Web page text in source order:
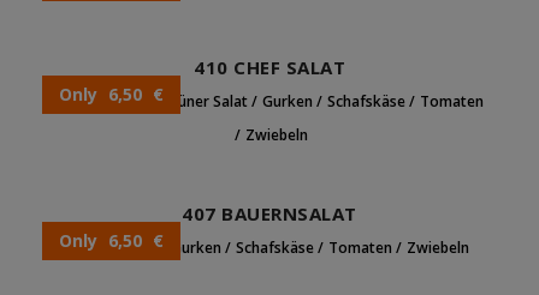
Only 6,50 €
410 CHEF SALAT
Artischocken Grüner Salat Gurken Schafskäse
Tomaten
Zwiebeln
Only 6,50 €
407 BAUERNSALAT
Grüner Salat Gurken Schafskäse Tomaten Zwiebeln